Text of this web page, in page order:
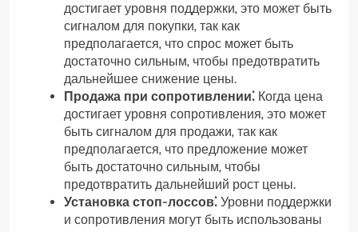
достигает уровня поддержки‚ это может быть
сигналом для покупки‚ так как
предполагается‚ что спрос может быть
достаточно сильным‚ чтобы предотвратить
дальнейшее снижение цены.
Продажа при сопротивлении⁚ Когда цена
достигает уровня сопротивления‚ это может
быть сигналом для продажи‚ так как
предполагается‚ что предложение может
быть достаточно сильным‚ чтобы
предотвратить дальнейший рост цены.
Установка стоп-лоссов⁚ Уровни поддержки
и сопротивления могут быть использованы